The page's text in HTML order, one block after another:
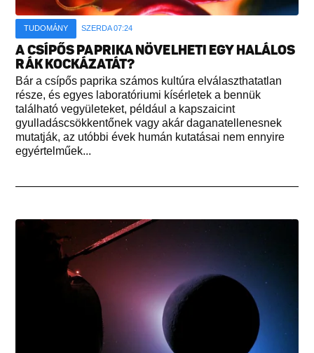
TUDOMÁNY SZERDA 07:24
A CSÍPŐS PAPRIKA NÖVELHETI EGY HALÁLOS
RÁK KOCKÁZATÁT?
Bár a csípős paprika számos kultúra elválaszthatatlan
része, és egyes laboratóriumi kísérletek a bennük
található vegyületeket, például a kapszaicint
gyulladáscsökkentőnek vagy akár daganatellenesnek
mutatják, az utóbbi évek humán kutatásai nem ennyire
egyértelműek...